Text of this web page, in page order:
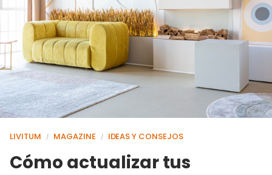
LIVITUM / MAGAZINE / IDEAS Y CONSEJOS
Cómo actualizar tus